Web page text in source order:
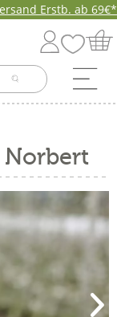
Erstb. ab 69€*
Norbert